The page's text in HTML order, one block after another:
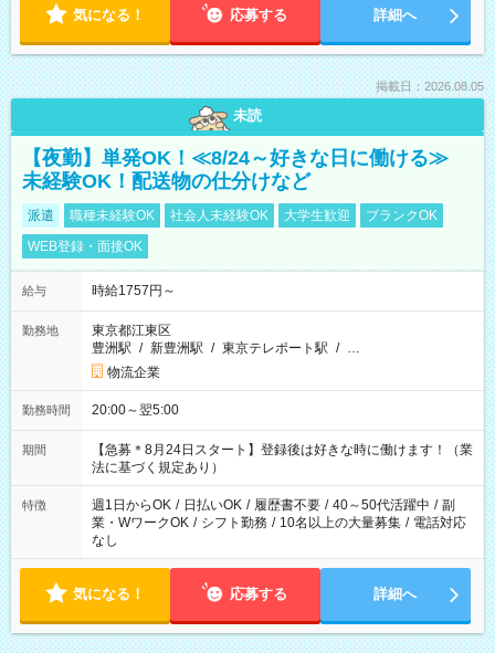
気になる！ 応募する 詳細へ
掲載日：2026.08.05
未読
【夜勤】単発OK！≪8/24～好きな日に働ける≫
未経験OK！配送物の仕分けなど
派遣 職種未経験OK 社会人未経験OK 大学生歓迎
ブランクOK
WEB登録・面接OK
給与 時給1757円～
勤務地
東京都江東区
豊洲駅 / 新豊洲駅 / 東京テレポート駅 / …
物流企業
勤務時間 20:00～翌5:00
期間
【急募＊8月24日スタート】登録後は好きな時に働けます！（業
法に基づく規定あり）
特徴 週1日からOK / 日払いOK / 履歴書不要 / 40～50代活躍中 / 副
業・WワークOK / シフト勤務 / 10名以上の大量募集 / 電話対応
なし
気になる！ 応募する 詳細へ